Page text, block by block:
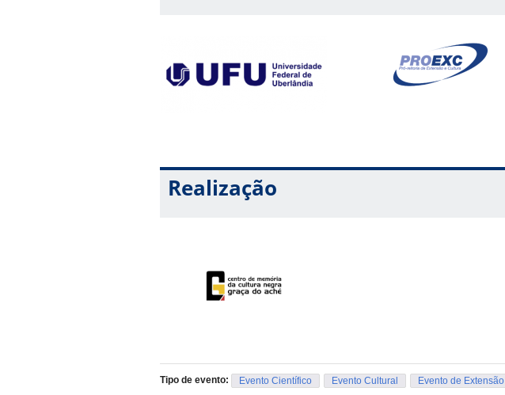
Realização
Tipo de evento: Evento Científico Evento Cultural Evento de Extensão